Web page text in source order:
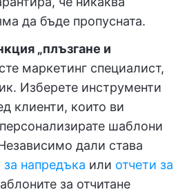
да бъде пропусната.
„плъзгане и
маркетинг специалист,
Изберете инструменти
клиенти, които ви
шаблони
дали става
за напредъка или отчети за
за отчитане